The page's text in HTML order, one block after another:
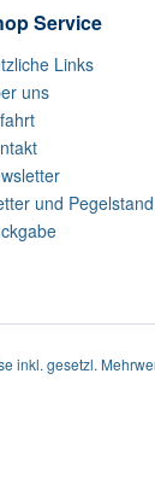
Service
Links
uns
und Pegelstand
inkl. gesetzl.